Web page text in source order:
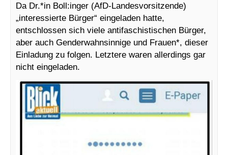
Da Dr.*in Boll:inger (AfD-Landesvorsitzende)
„interessierte Bürger“ eingeladen hatte,
entschlossen sich viele antifaschistischen Bürger,
aber auch Genderwahnsinnige und Frauen*, dieser
Einladung zu folgen. Letztere waren allerdings gar
nicht eingeladen.